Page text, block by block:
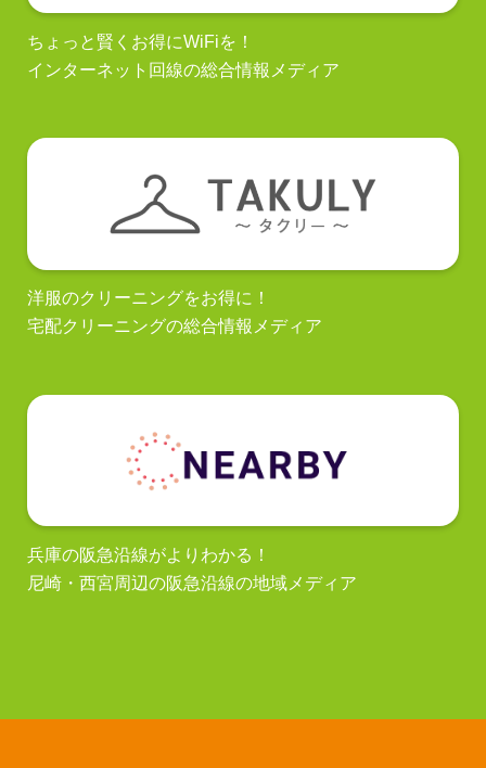
ちょっと賢くお得にWiFiを！
インターネット回線の総合情報メディア
洋服のクリーニングをお得に！
宅配クリーニングの総合情報メディア
兵庫の阪急沿線がよりわかる！
尼崎・西宮周辺の阪急沿線の地域メディア